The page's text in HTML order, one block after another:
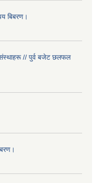
बिबरण।
संस्थाहरू // पुर्व बजेट छलफल